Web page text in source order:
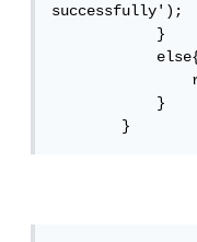
successfully');
            }
            else{
                return redirect('/');
            }
        }